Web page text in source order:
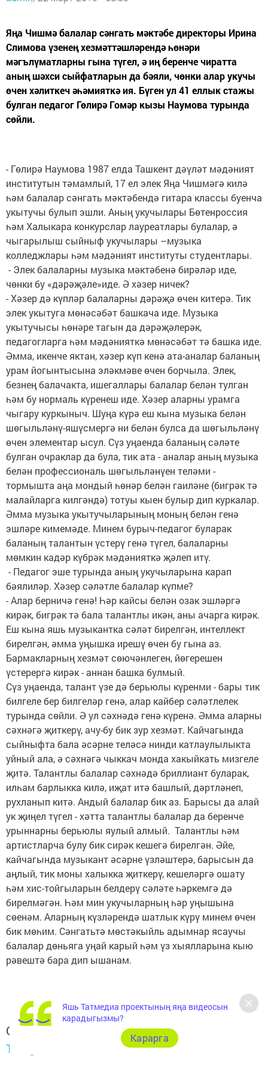
Яңа Чишмә балалар сәнгать мәктәбе директоры Ирина
Слимова үзенең хезмәттәшләрендә һөнәри
мәгълүматларны гына түгел, ә иң беренче чиратта
аның шәхси сыйфатларын да бәяли, чөнки алар укучы
өчен хәлиткеч әһәмияткә ия. Бүген ул 41 еллык стажы
булган педагог Гөлирә Гомәр кызы Наумова турында
сөйли.
- Гөлирә Наумова 1987 елда Ташкент дәүләт мәдәният
институтын тәмамлый, 17 ел элек Яңа Чишмәгә килә
һәм балалар сәнгать мәктәбендә гитара классы буенча
укытучы булып эшли. Аның укучылары Бөтенроссия
һәм Халыкара конкурслар лауреатлары булалар, ә
чыгарылыш сыйныф укучылары –музыка
колледжлары һәм мәдәният институты студентлары.
- Элек балаларны музыка мәктәбенә бирәләр иде,
чөнки бу «дәрәҗәле»иде. Ә хәзер ничек?
- Хәзер дә күпләр балаларны дәрәҗә өчен китерә. Тик
элек укытуга мөнәсәбәт башкача иде. Музыка
укытучысы һөнәре тагын да дәрәҗәлерәк,
педагогларга һәм мәдәнияткә мөнәсәбәт тә башка иде.
Әмма, икенче яктан, хәзер күп кенә ата-аналар баланың
урам йогынтысына эләкмәве өчен борчыла. Элек,
безнең балачакта, ишегаллары балалар белән тулган
һәм бу нормаль күренеш иде. Хәзер аларны урамга
чыгару куркыныч. Шуңа күрә еш кына музыка белән
шөгыльләнү-яшүсмергә ни белән булса да шөгыльләнү
өчен элементар ысул. Сүз уңаенда баланың сәләте
булган очраклар да була, тик ата - аналар аның музыка
белән профессиональ шөгыльләнүен теләми -
тормышта аңа мондый һөнәр белән гаиләне (бигрәк тә
малайларга килгәндә) тотуы кыен булыр дип куркалар.
Әмма музыка укытучыларының моның белән генә
эшләре кимемәде. Минем бурыч-педагог буларак
баланың талантын үстерү генә түгел, балаларны
мөмкин кадәр күбрәк мәдәнияткә җәлеп итү.
- Педагог эше турында аның укучыларына карап
бәялиләр. Хәзер сәләтле балалар күпме?
- Алар берничә генә! Һәр кайсы белән озак эшләргә
кирәк, бигрәк тә бала талантлы икән, аны ачарга кирәк.
Еш кына яшь музыкантка сәләт бирелгән, интеллект
бирелгән, әмма уңышка ирешү өчен бу гына аз.
Бармакларның хезмәт сөючәнлеген, йөгерешен
үстерергә кирәк - аннан башка булмый.
Сүз уңаенда, талант үзе дә берьюлы күренми - бары тик
билгеле бер билгеләр генә, алар кайбер сәләтлелек
турында сөйли. Ә ул сәхнәдә генә күренә. Әмма аларны
сәхнәгә җиткерү, ачу-бу бик зур хезмәт. Кайчагында
сыйныфта бала әсәрне теләсә нинди катлаулылыкта
уйный ала, ә сәхнәгә чыккач монда хакыйкать мизгеле
җитә. Талантлы балалар сәхнәдә бриллиант буларак,
илһам барлыкка килә, иҗат итә башлый, дәртләнеп,
рухланып китә. Андый балалар бик аз. Барысы да алай
ук җиңел түгел - хәтта талантлы балалар да беренче
урыннарны берьюлы яулый алмый. Талантлы һәм
артистларча булу бик сирәк кешегә бирелгән. Әйе,
кайчагында музыкант әсәрне үзләштерә, барысын да
аңлый, тик моны халыкка җиткерү, кешеләргә ошату
һәм хис-тойгыларын белдерү сәләте һәркемгә дә
бирелмәгән. Һәм мин укучыларның һәр уңышына
сөенәм. Аларның күзләрендә шатлык күрү минем өчен
бик мөһим. Сәнгатьтә мөстәкыйль адымнар ясаучы
балалар дөньяга уңай карый һәм үз хыялларына кыю
рәвештә бара дип ышанам.
Следите за самым важным и интересным в
Telegram-канале
Татмедиа
Яшь Татмедиа проектының яңа видеосын
карадыгызмы?
Карарга